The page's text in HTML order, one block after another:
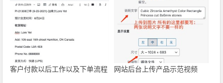
客户付款以后工作以及下单流程 网站后台上传产品示范视频